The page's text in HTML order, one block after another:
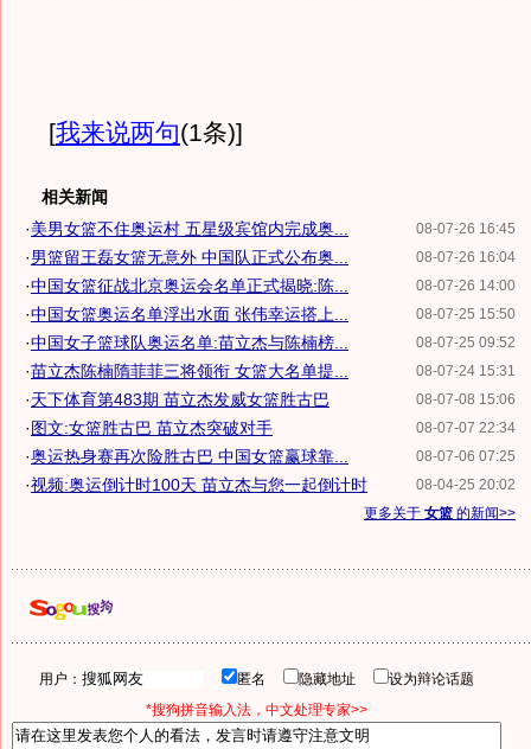
[我来说两句(1条)]
相关新闻
08-07-26 16:45
·美男女篮不住奥运村 五星级宾馆内完成奥...
08-07-26 16:04
·男篮留王磊女篮无意外 中国队正式公布奥...
08-07-26 14:00
·中国女篮征战北京奥运会名单正式揭晓:陈...
08-07-25 15:50
·中国女篮奥运名单浮出水面 张伟幸运搭上...
08-07-25 09:52
·中国女子篮球队奥运名单:苗立杰与陈楠榜...
08-07-24 15:31
·苗立杰陈楠隋菲菲三将领衔 女篮大名单提...
08-07-08 15:06
·天下体育第483期 苗立杰发威女篮胜古巴
08-07-07 22:34
·图文:女篮胜古巴 苗立杰突破对手
08-07-06 07:25
·奥运热身赛再次险胜古巴 中国女篮赢球靠...
08-04-25 20:02
·视频:奥运倒计时100天 苗立杰与您一起倒计时
更多关于 女篮 的新闻>>
用户： 匿名 隐藏地址
设为辩论话题
*搜狗拼音输入法，中文处理专家>>